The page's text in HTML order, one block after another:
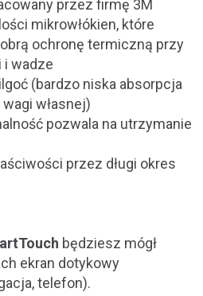
przez firmę 3M
mikrowłókien, które
ochronę termiczną przy
wadze
(bardzo niska absorpcja
własnej)
pozwala na utrzymanie
przez długi okres
będziesz mógł
ekran dotykowy
telefon).